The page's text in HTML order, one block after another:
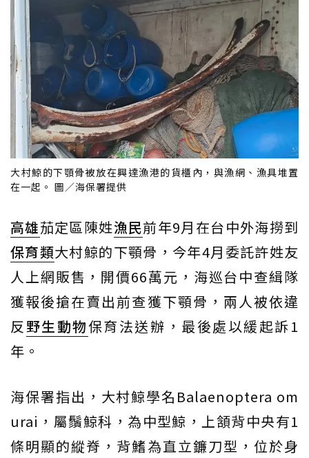
大村鯨的下顎骨被放在興達漁港的貨櫃內，與漁網、漁具堆置
在一起。 圖／海保署提供
高雄茄定區陳姓漁民前年9月在台中外海撈到
保育類大村鯨的下顎骨，今年4月委託許姓友
人上網販售，開價66萬元，海巡台中查緝隊
獲報後搶在賣出前查獲下顎骨，兩人被依違
反野生動物保育法送辦，最後處以緩起訴1
年。
海保署指出，大村鯨學名Balaenoptera om
urai，屬鬚鯨科，為中型鯨，上頷背中央有1
條明顯的縱脊，背鰭為直立鐮刀型，位於身